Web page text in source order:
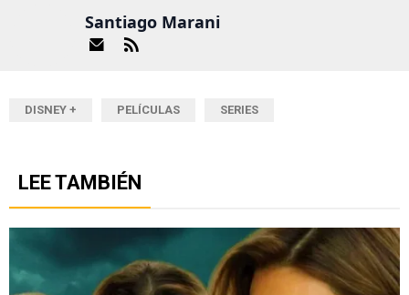
Santiago Marani
DISNEY + PELÍCULAS SERIES
LEE TAMBIÉN